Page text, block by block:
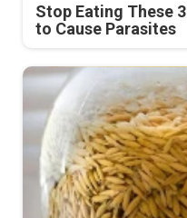
Stop Eating These
to Cause Parasites